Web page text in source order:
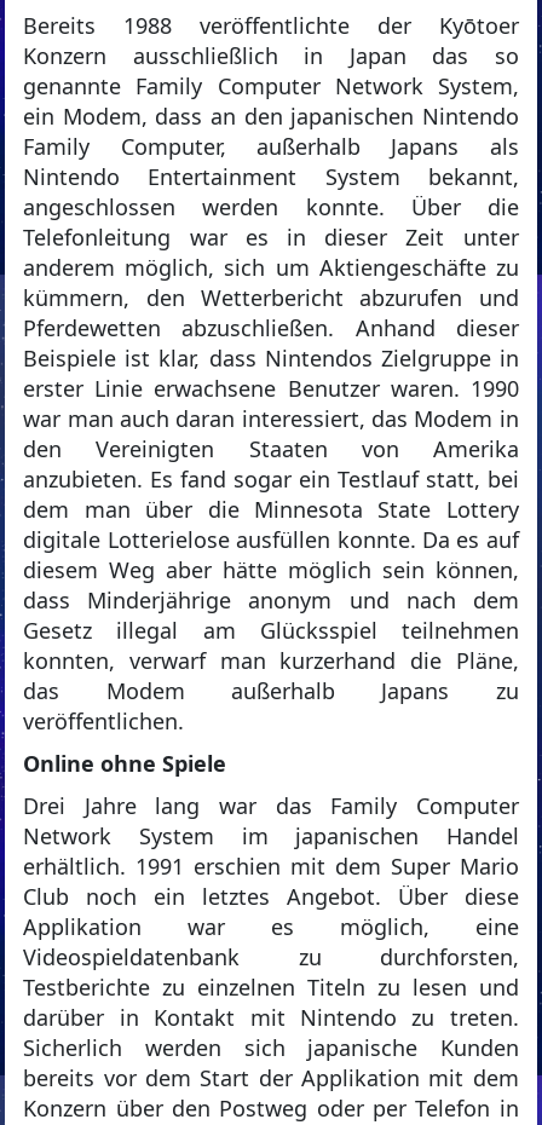
Bereits 1988 veröffentlichte der Kyōtoer
Konzern ausschließlich in Japan das so
genannte Family Computer Network System,
ein Modem, dass an den japanischen Nintendo
Family Computer, außerhalb Japans als
Nintendo Entertainment System bekannt,
angeschlossen werden konnte. Über die
Telefonleitung war es in dieser Zeit unter
anderem möglich, sich um Aktiengeschäfte zu
kümmern, den Wetterbericht abzurufen und
Pferdewetten abzuschließen. Anhand dieser
Beispiele ist klar, dass Nintendos Zielgruppe in
erster Linie erwachsene Benutzer waren. 1990
war man auch daran interessiert, das Modem in
den Vereinigten Staaten von Amerika
anzubieten. Es fand sogar ein Testlauf statt, bei
dem man über die Minnesota State Lottery
digitale Lotterielose ausfüllen konnte. Da es auf
diesem Weg aber hätte möglich sein können,
dass Minderjährige anonym und nach dem
Gesetz illegal am Glücksspiel teilnehmen
konnten, verwarf man kurzerhand die Pläne,
das Modem außerhalb Japans zu
veröffentlichen.
Online ohne Spiele
Drei Jahre lang war das Family Computer
Network System im japanischen Handel
erhältlich. 1991 erschien mit dem Super Mario
Club noch ein letztes Angebot. Über diese
Applikation war es möglich, eine
Videospieldatenbank zu durchforsten,
Testberichte zu einzelnen Titeln zu lesen und
darüber in Kontakt mit Nintendo zu treten.
Sicherlich werden sich japanische Kunden
bereits vor dem Start der Applikation mit dem
Konzern über den Postweg oder per Telefon in